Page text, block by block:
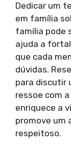
Dedicar um
em família
família pode
ajuda a
que cada
dúvidas.
para discutir
ressoe com
enriquece a
promove um
respeitoso.